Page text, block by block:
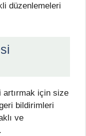
düzenlemeleri
artırmak için size
bildirimleri
ve